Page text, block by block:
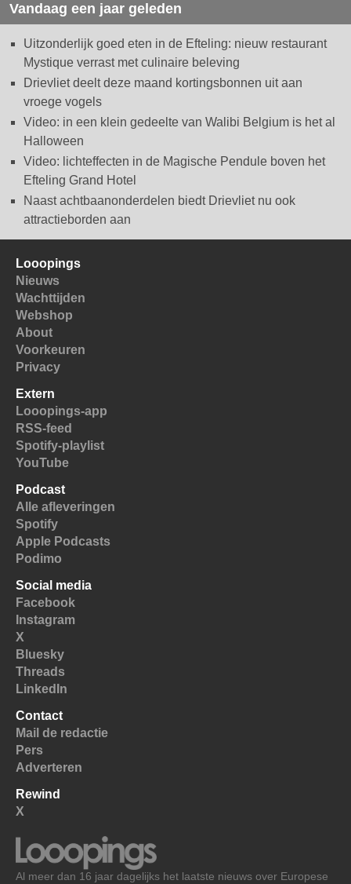
Vandaag een jaar geleden
Uitzonderlijk goed eten in de Efteling: nieuw restaurant
Mystique verrast met culinaire beleving
Drievliet deelt deze maand kortingsbonnen uit aan
vroege vogels
Video: in een klein gedeelte van Walibi Belgium is het al
Halloween
Video: lichteffecten in de Magische Pendule boven het
Efteling Grand Hotel
Naast achtbaanonderdelen biedt Drievliet nu ook
attractieborden aan
Looopings
Nieuws
Wachttijden
Webshop
About
Voorkeuren
Privacy
Extern
Looopings-app
RSS-feed
Spotify-playlist
YouTube
Podcast
Alle afleveringen
Spotify
Apple Podcasts
Podimo
Social media
Facebook
Instagram
X
Bluesky
Threads
LinkedIn
Contact
Mail de redactie
Pers
Adverteren
Rewind
X
Al meer dan 16 jaar dagelijks het laatste nieuws over Europese